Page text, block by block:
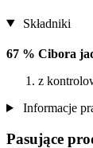
Składniki
67 % Cibora
z
Informacje
Pasujące